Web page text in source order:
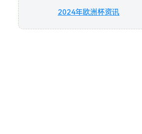
2024年欧洲杯资讯